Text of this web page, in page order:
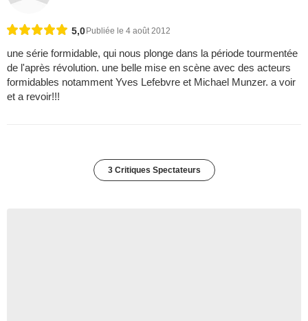
5,0 Publiée le 4 août 2012
une série formidable, qui nous plonge dans la période tourmentée
de l'après révolution. une belle mise en scène avec des acteurs
formidables notamment Yves Lefebvre et Michael Munzer. a voir
et a revoir!!!
3 Critiques Spectateurs